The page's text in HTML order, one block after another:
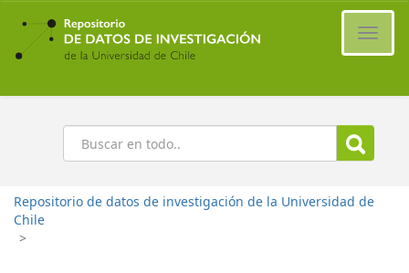
Ir
contenido
principal
Buscar
Repositorio de datos de investigación de la Universidad de
Chile
>